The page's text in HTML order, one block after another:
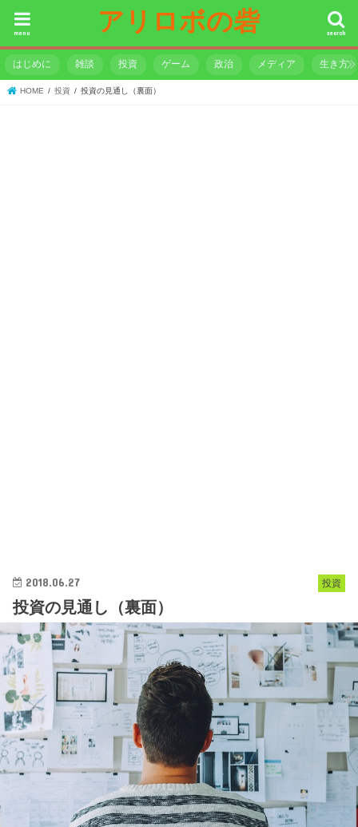
アリロボの砦 search
menu
はじめに 雑談 投資 ゲーム 政治 メディア 生き方
HOME 投資 投資の見通し（裏面）
投資
2018.06.27
投資の見通し（裏面）